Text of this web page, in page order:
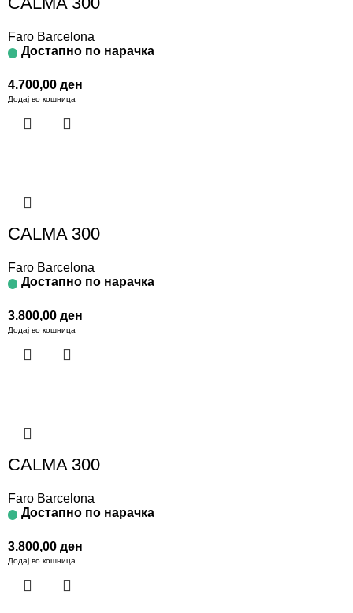
Faro Barcelona
Достапно по нарачка
4.700,00 ден
Додај во кошница
CALMA 300
Faro Barcelona
Достапно по нарачка
3.800,00 ден
Додај во кошница
CALMA 300
Faro Barcelona
Достапно по нарачка
3.800,00 ден
Додај во кошница